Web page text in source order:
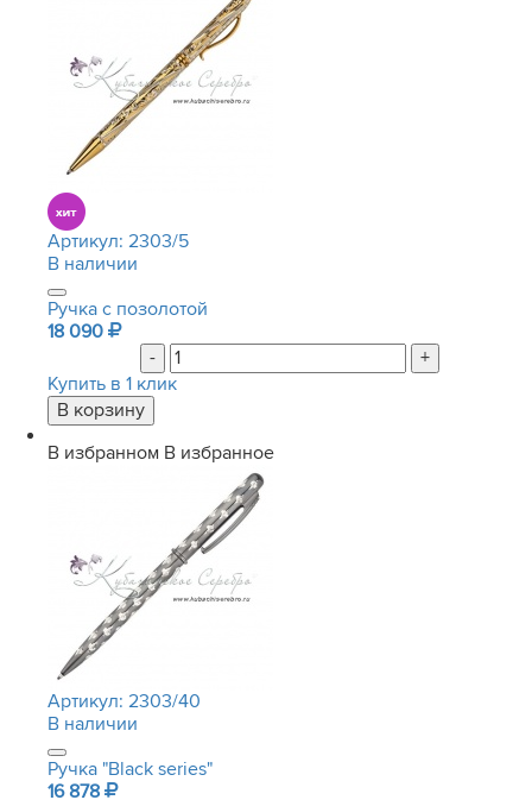
Артикул: 2303/5
В наличии
Ручка с позолотой
18 090
-
+
Купить в 1 клик
В избранном В избранное
Артикул: 2303/40
В наличии
Ручка "Black series"
16 878